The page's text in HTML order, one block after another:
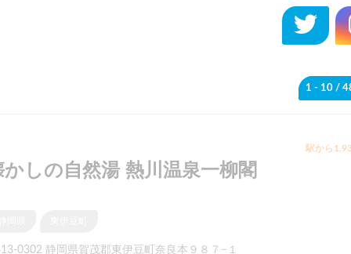
1 - 10 /
駅から
かしの自然湯 熱川温泉一柳閣
0302 静岡県賀茂郡東伊豆町奈良本９８７−１